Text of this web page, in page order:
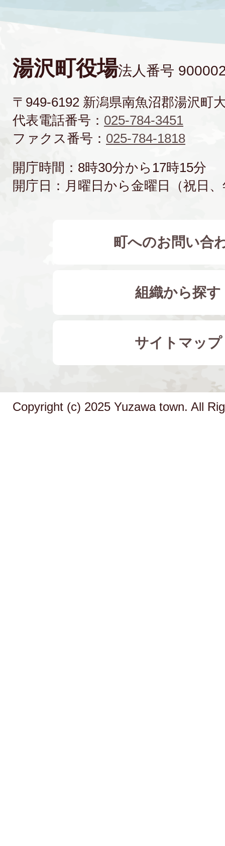
湯沢町役場法人番号
〒949-6192 新潟県南魚沼郡湯沢町
代表電話番号： 025-784-3451
ファクス番号： 025-784-1818
開庁時間：8時30分から17時15分
開庁日：月曜日から金曜日（祝日
町へのお問い合
組織から探す
サイトマップ
Copyright (c) 2025 Yuzawa town. All